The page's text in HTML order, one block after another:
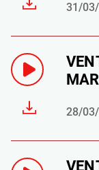
31/
28/03/